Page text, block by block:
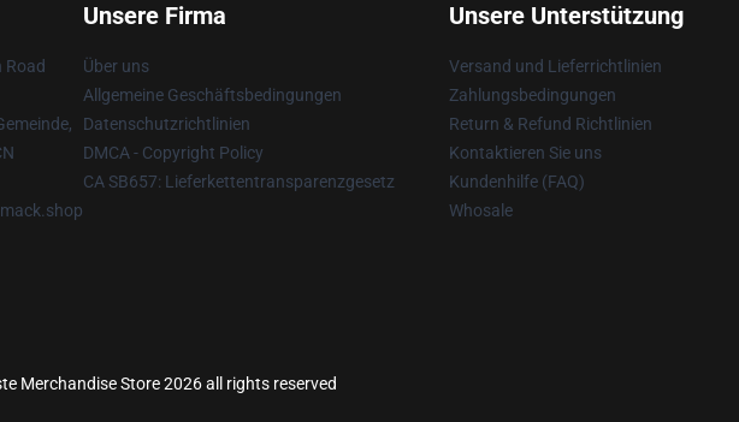
Road
Unsere Firma
Über uns
Allgemeine Geschäftsbedingungen
Datenschutzrichtlinien
DMCA - Copyright Policy
CA SB657: Lieferkettentransparenzgesetz
Unsere Unterstützung
Versand und Lieferrichtlinien
Zahlungsbedingungen
Return & Refund Richtlinien
Kontaktieren Sie uns
Kundenhilfe (FAQ)
Whosale
Merchandise Store 2026 all rights reserved